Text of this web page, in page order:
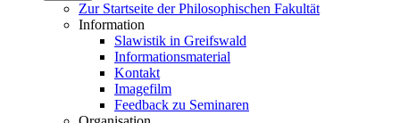
Zur Startseite der Philosophischen Fakultät
Information
Slawistik in Greifswald
Informationsmaterial
Kontakt
Imagefilm
Feedback zu Seminaren